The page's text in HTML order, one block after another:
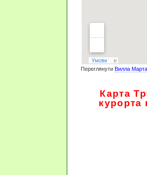
Переглянути Вилла
Карта
курорта